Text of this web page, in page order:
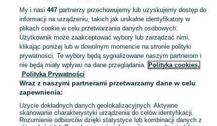
KATEGORIA
garnitur dla dziewczynki,spodnie dzwony dla dziewczynki,strój Zobacz
Mapa kategorii
Mapa miejscowości
Mapa ministron
Popularne wyszukiwania
My i nasi 447partnerzy przechowujemy lub uzyskujemy dostęp do
informacji na urządzeniu, takich jak unikalne identyfikatory w
plikach cookie w celu przetwarzania danych osobowych.
Użytkownik może zaakceptować wybory lub zarządzać nimi,
klikając poniżej lub w dowolnym momencie na stronie polityki
prywatności. Te wybory będą sygnalizowane naszym partnerom i
nie będą miały wpływu na dane przeglądania. Polityka cookies,
Polityka Prywatności
Wraz z naszymi partnerami przetwarzamy dane w celu
zapewnienia:
Użycie dokładnych danych geolokalizacyjnych. Aktywne
skanowanie charakterystyki urządzenia do celów identyfikacji.
Rozumienie odbiorców dzięki statystyce lub kombinacji danych z